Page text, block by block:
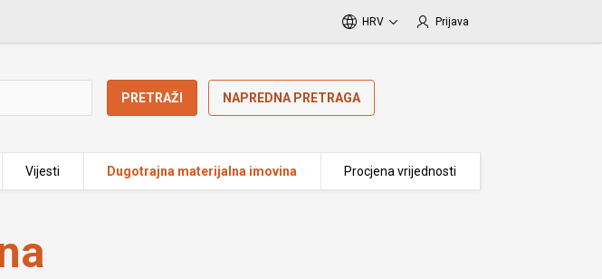
HRV Prijava
PRETRAŽI NAPREDNA PRETRAGA
Vijesti Dugotrajna materijalna imovina Procjena vrijednosti